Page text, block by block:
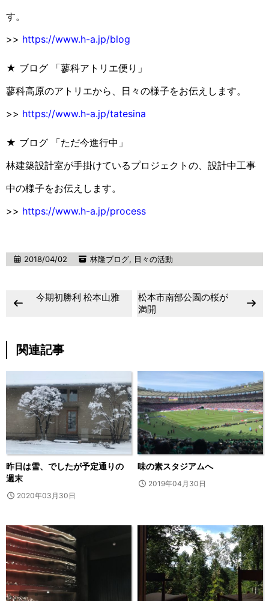
す。
>> https://www.h-a.jp/blog
★ ブログ 「蓼科アトリエ便り」
蓼科高原のアトリエから、日々の様子をお伝えします。
>> https://www.h-a.jp/tatesina
★ ブログ 「ただ今進行中」
林建築設計室が手掛けているプロジェクトの、設計中工事
中の様子をお伝えします。
>> https://www.h-a.jp/process
2018/04/02 林隆ブログ, 日々の活動
今期初勝利 松本山雅
松本市南部公園の桜が
満開
関連記事
昨日は雪、でしたが予定通りの
週末
2020年03月30日
味の素スタジアムへ
2019年04月30日